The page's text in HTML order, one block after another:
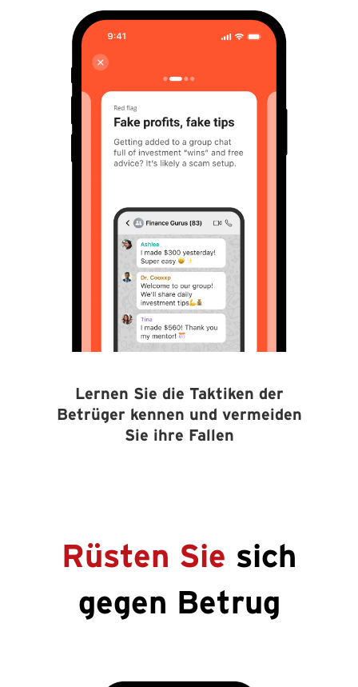
Lernen Sie die Taktiken der
Betrüger kennen und vermeiden
Sie ihre Fallen
Rüsten Sie sich
gegen Betrug